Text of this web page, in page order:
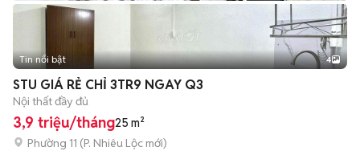
Tin nổi bật 4
STU GIÁ RẺ CHỈ 3TR9 NGAY Q3
Nội thất đầy đủ
3,9 triệu/tháng25 m²
Phường 11 (P. Nhiêu Lộc mới)